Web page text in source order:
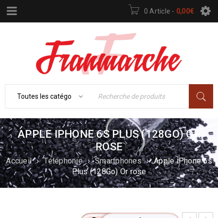
0 Article - 0,00€
APPLE IPHONE 6S PLUS (128GO) OR
ROSE
Accueil › Téléphonie › Smartphones › Apple iPhone 6s
Plus (128Go) Or rose